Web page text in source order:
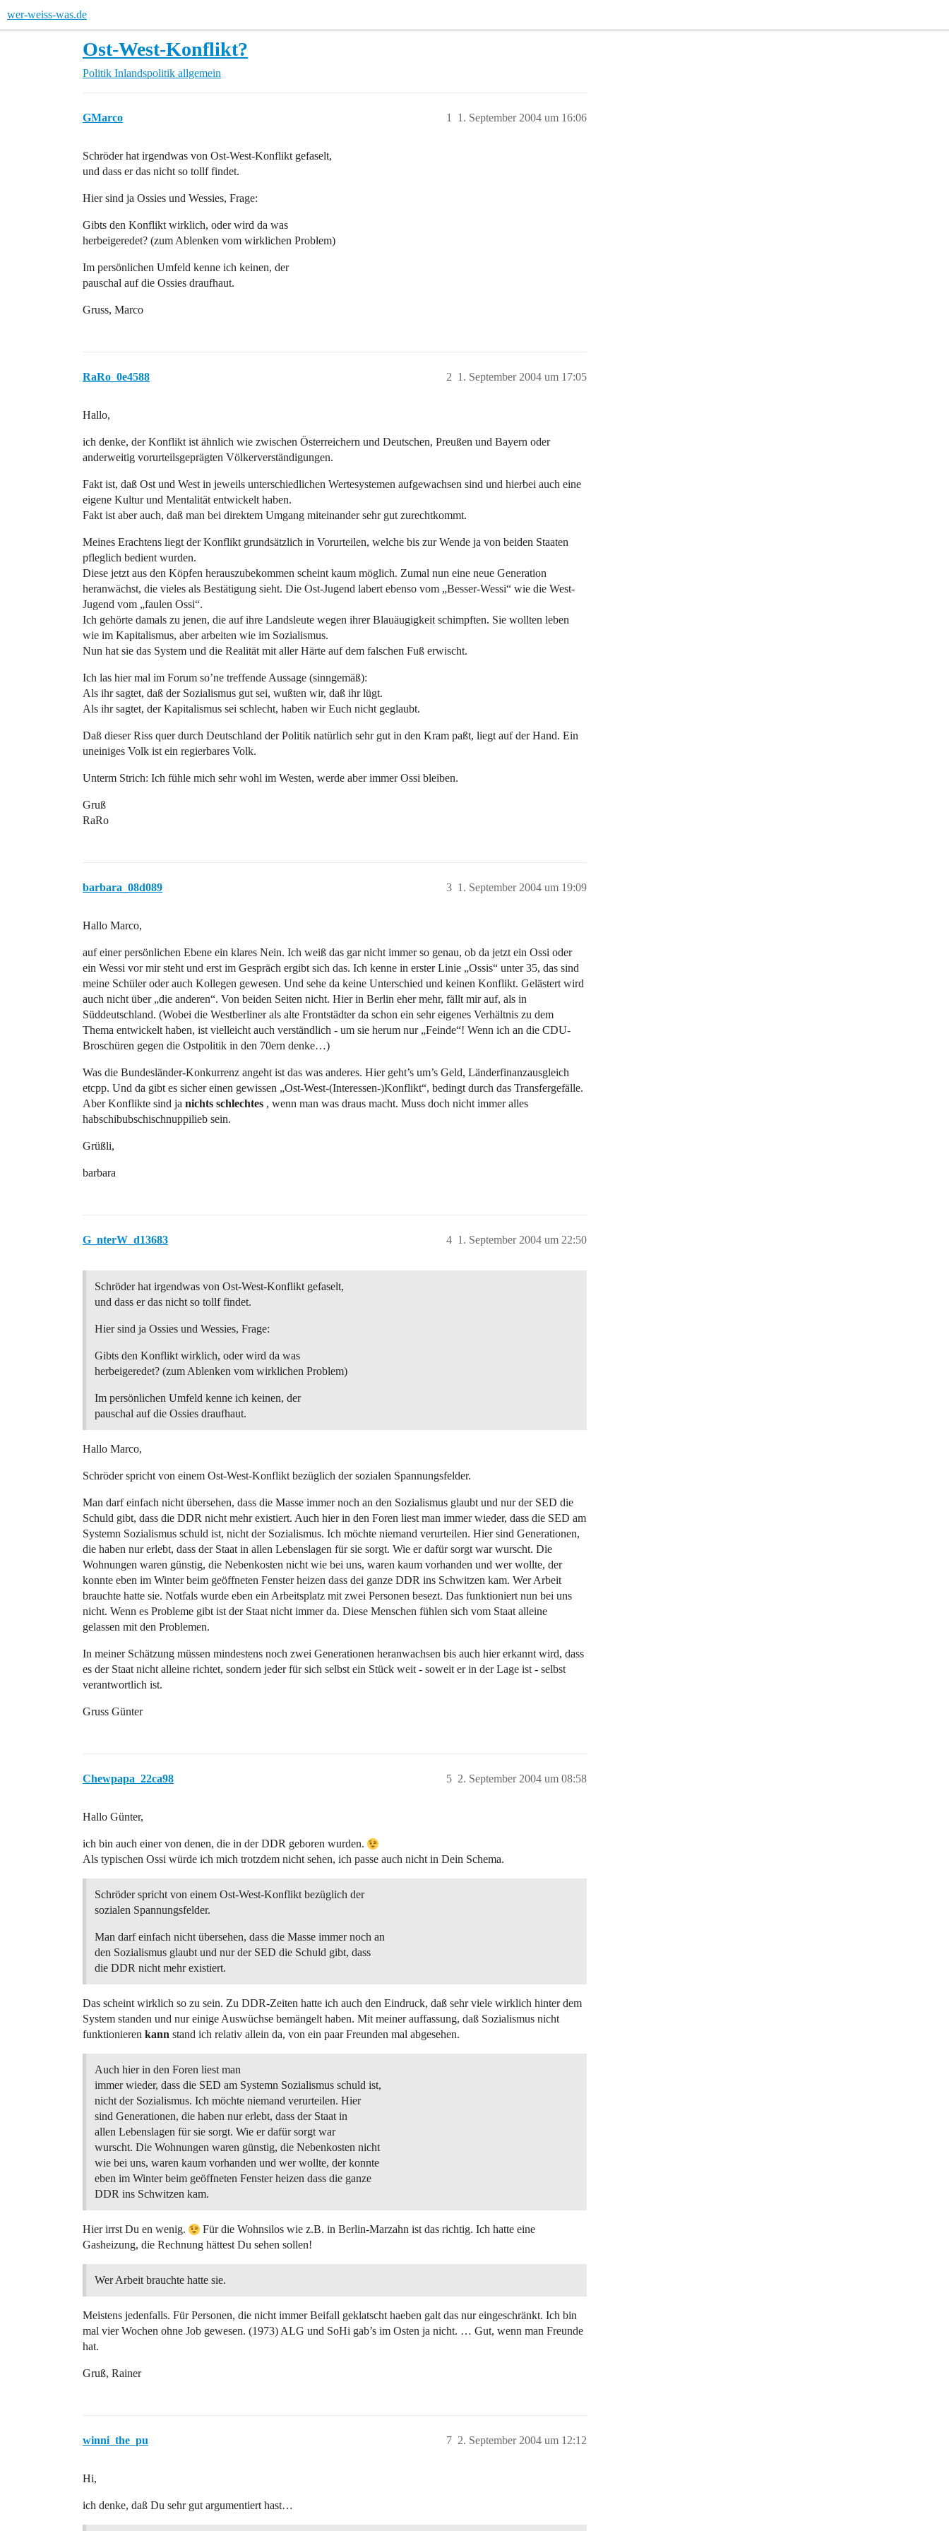
wer-weiss-was.de
Ost-West-Konflikt?
Politik Inlandspolitik allgemein
GMarco 1. September 2004 um 16:06
1
Schröder hat irgendwas von Ost-West-Konflikt gefaselt,
und dass er das nicht so tollf findet.
Hier sind ja Ossies und Wessies, Frage:
Gibts den Konflikt wirklich, oder wird da was
herbeigeredet? (zum Ablenken vom wirklichen Problem)
Im persönlichen Umfeld kenne ich keinen, der
pauschal auf die Ossies draufhaut.
Gruss, Marco
RaRo_0e4588 1. September 2004 um 17:05
2
Hallo,
ich denke, der Konflikt ist ähnlich wie zwischen Österreichern und Deutschen, Preußen und Bayern oder
anderweitig vorurteilsgeprägten Völkerverständigungen.
Fakt ist, daß Ost und West in jeweils unterschiedlichen Wertesystemen aufgewachsen sind und hierbei auch eine
eigene Kultur und Mentalität entwickelt haben.
Fakt ist aber auch, daß man bei direktem Umgang miteinander sehr gut zurechtkommt.
Meines Erachtens liegt der Konflikt grundsätzlich in Vorurteilen, welche bis zur Wende ja von beiden Staaten
pfleglich bedient wurden.
Diese jetzt aus den Köpfen herauszubekommen scheint kaum möglich. Zumal nun eine neue Generation
heranwächst, die vieles als Bestätigung sieht. Die Ost-Jugend labert ebenso vom „Besser-Wessi“ wie die West-
Jugend vom „faulen Ossi“.
Ich gehörte damals zu jenen, die auf ihre Landsleute wegen ihrer Blauäugigkeit schimpften. Sie wollten leben
wie im Kapitalismus, aber arbeiten wie im Sozialismus.
Nun hat sie das System und die Realität mit aller Härte auf dem falschen Fuß erwischt.
Ich las hier mal im Forum so’ne treffende Aussage (sinngemäß):
Als ihr sagtet, daß der Sozialismus gut sei, wußten wir, daß ihr lügt.
Als ihr sagtet, der Kapitalismus sei schlecht, haben wir Euch nicht geglaubt.
Daß dieser Riss quer durch Deutschland der Politik natürlich sehr gut in den Kram paßt, liegt auf der Hand. Ein
uneiniges Volk ist ein regierbares Volk.
Unterm Strich: Ich fühle mich sehr wohl im Westen, werde aber immer Ossi bleiben.
Gruß
RaRo
barbara_08d089 1. September 2004 um 19:09
3
Hallo Marco,
auf einer persönlichen Ebene ein klares Nein. Ich weiß das gar nicht immer so genau, ob da jetzt ein Ossi oder
ein Wessi vor mir steht und erst im Gespräch ergibt sich das. Ich kenne in erster Linie „Ossis“ unter 35, das sind
meine Schüler oder auch Kollegen gewesen. Und sehe da keine Unterschied und keinen Konflikt. Gelästert wird
auch nicht über „die anderen“. Von beiden Seiten nicht. Hier in Berlin eher mehr, fällt mir auf, als in
Süddeutschland. (Wobei die Westberliner als alte Frontstädter da schon ein sehr eigenes Verhältnis zu dem
Thema entwickelt haben, ist vielleicht auch verständlich - um sie herum nur „Feinde“! Wenn ich an die CDU-
Broschüren gegen die Ostpolitik in den 70ern denke…)
Was die Bundesländer-Konkurrenz angeht ist das was anderes. Hier geht’s um’s Geld, Länderfinanzausgleich
etcpp. Und da gibt es sicher einen gewissen „Ost-West-(Interessen-)Konflikt“, bedingt durch das Transfergefälle.
Aber Konflikte sind ja nichts schlechtes , wenn man was draus macht. Muss doch nicht immer alles
habschibubschischnuppilieb sein.
Grüßli,
barbara
G_nterW_d13683 1. September 2004 um 22:50
4
Schröder hat irgendwas von Ost-West-Konflikt gefaselt,
und dass er das nicht so tollf findet.
Hier sind ja Ossies und Wessies, Frage:
Gibts den Konflikt wirklich, oder wird da was
herbeigeredet? (zum Ablenken vom wirklichen Problem)
Im persönlichen Umfeld kenne ich keinen, der
pauschal auf die Ossies draufhaut.
Hallo Marco,
Schröder spricht von einem Ost-West-Konflikt bezüglich der sozialen Spannungsfelder.
Man darf einfach nicht übersehen, dass die Masse immer noch an den Sozialismus glaubt und nur der SED die
Schuld gibt, dass die DDR nicht mehr existiert. Auch hier in den Foren liest man immer wieder, dass die SED am
Systemn Sozialismus schuld ist, nicht der Sozialismus. Ich möchte niemand verurteilen. Hier sind Generationen,
die haben nur erlebt, dass der Staat in allen Lebenslagen für sie sorgt. Wie er dafür sorgt war wurscht. Die
Wohnungen waren günstig, die Nebenkosten nicht wie bei uns, waren kaum vorhanden und wer wollte, der
konnte eben im Winter beim geöffneten Fenster heizen dass dei ganze DDR ins Schwitzen kam. Wer Arbeit
brauchte hatte sie. Notfals wurde eben ein Arbeitsplatz mit zwei Personen besezt. Das funktioniert nun bei uns
nicht. Wenn es Probleme gibt ist der Staat nicht immer da. Diese Menschen fühlen sich vom Staat alleine
gelassen mit den Problemen.
In meiner Schätzung müssen mindestens noch zwei Generationen heranwachsen bis auch hier erkannt wird, dass
es der Staat nicht alleine richtet, sondern jeder für sich selbst ein Stück weit - soweit er in der Lage ist - selbst
verantwortlich ist.
Gruss Günter
Chewpapa_22ca98 2. September 2004 um 08:58
5
Hallo Günter,
ich bin auch einer von denen, die in der DDR geboren wurden.
Als typischen Ossi würde ich mich trotzdem nicht sehen, ich passe auch nicht in Dein Schema.
Schröder spricht von einem Ost-West-Konflikt bezüglich der
sozialen Spannungsfelder.
Man darf einfach nicht übersehen, dass die Masse immer noch an
den Sozialismus glaubt und nur der SED die Schuld gibt, dass
die DDR nicht mehr existiert.
Das scheint wirklich so zu sein. Zu DDR-Zeiten hatte ich auch den Eindruck, daß sehr viele wirklich hinter dem
System standen und nur einige Auswüchse bemängelt haben. Mit meiner auffassung, daß Sozialismus nicht
funktionieren kann stand ich relativ allein da, von ein paar Freunden mal abgesehen.
Auch hier in den Foren liest man
immer wieder, dass die SED am Systemn Sozialismus schuld ist,
nicht der Sozialismus. Ich möchte niemand verurteilen. Hier
sind Generationen, die haben nur erlebt, dass der Staat in
allen Lebenslagen für sie sorgt. Wie er dafür sorgt war
wurscht. Die Wohnungen waren günstig, die Nebenkosten nicht
wie bei uns, waren kaum vorhanden und wer wollte, der konnte
eben im Winter beim geöffneten Fenster heizen dass die ganze
DDR ins Schwitzen kam.
Hier irrst Du en wenig.
Für die Wohnsilos wie z.B. in Berlin-Marzahn ist das richtig. Ich hatte eine
Gasheizung, die Rechnung hättest Du sehen sollen!
Wer Arbeit brauchte hatte sie.
Meistens jedenfalls. Für Personen, die nicht immer Beifall geklatscht haeben galt das nur eingeschränkt. Ich bin
mal vier Wochen ohne Job gewesen. (1973) ALG und SoHi gab’s im Osten ja nicht. … Gut, wenn man Freunde
hat.
Gruß, Rainer
winni_the_pu 2. September 2004 um 12:12
7
Hi,
ich denke, daß Du sehr gut argumentiert hast…